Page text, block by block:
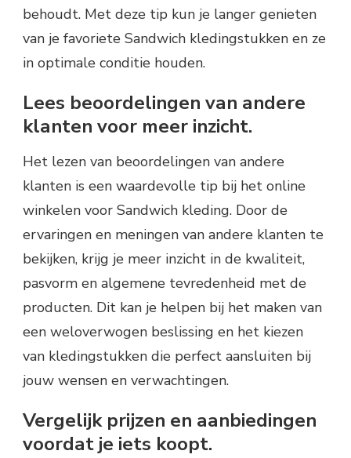
behoudt. Met deze tip kun je langer genieten
van je favoriete Sandwich kledingstukken en ze
in optimale conditie houden.
Lees beoordelingen van andere
klanten voor meer inzicht.
Het lezen van beoordelingen van andere
klanten is een waardevolle tip bij het online
winkelen voor Sandwich kleding. Door de
ervaringen en meningen van andere klanten te
bekijken, krijg je meer inzicht in de kwaliteit,
pasvorm en algemene tevredenheid met de
producten. Dit kan je helpen bij het maken van
een weloverwogen beslissing en het kiezen
van kledingstukken die perfect aansluiten bij
jouw wensen en verwachtingen.
Vergelijk prijzen en aanbiedingen
voordat je iets koopt.